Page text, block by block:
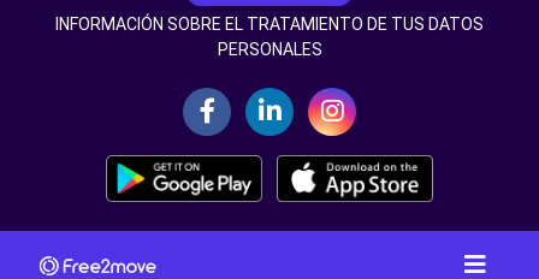
INFORMACIÓN SOBRE EL TRATAMIENTO DE TUS DATOS
PERSONALES